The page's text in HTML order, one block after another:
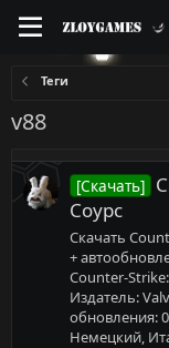
Теги
v88
[Скачать]
Соурс
Скачать
+
Counter-
Издатель:
обновления:
Немецкий,